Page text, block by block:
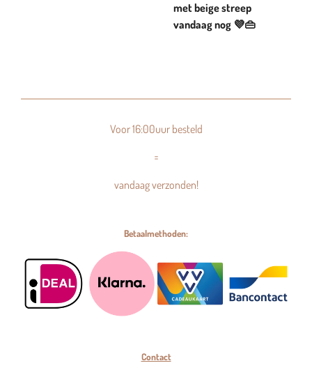
met beige streep
vandaag nog 💜👜
Voor 16:00uur besteld
=
vandaag verzonden!
Betaalmethoden:
Contact